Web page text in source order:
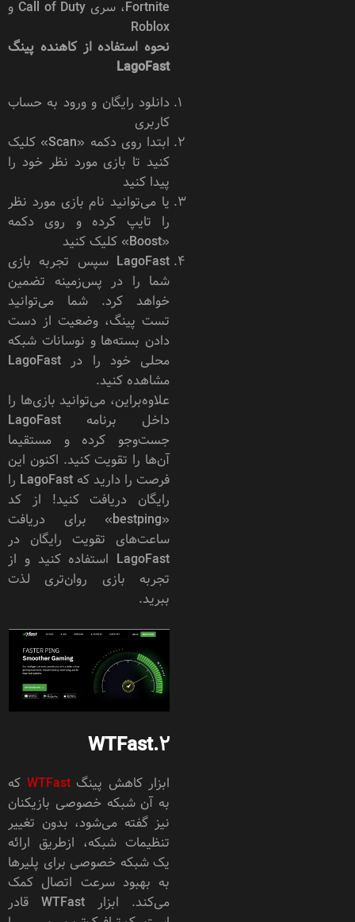
Fortnite، سری Call of Duty و
Roblox
نحوه استفاده از کاهنده پینگ
LagoFast
دانلود رایگان و ورود به حساب
کاربری
ابتدا روی دکمه «Scan» کلیک
کنید تا بازی مورد نظر خود را
پیدا کنید
یا می‌توانید نام بازی مورد نظر
را تایپ کرده و روی دکمه
«Boost» کلیک کنید
LagoFast سپس تجربه بازی
شما را در پس‌زمینه تضمین
خواهد کرد. شما می‌توانید
تست پینگ، وضعیت از دست
دادن بسته‌ها و نوسانات شبکه
محلی خود را در LagoFast
مشاهده کنید.
علاوه‌براین، می‌توانید بازی‌ها را
داخل برنامه LagoFast
جست‌وجو کرده و مستقیما
آن‌ها را تقویت کنید. اکنون این
فرصت را دارید که LagoFast را
رایگان دریافت کنید! از کد
«bestping» برای دریافت
ساعت‌های تقویت رایگان در
LagoFast استفاده کنید و از
تجربه بازی روان‌تری لذت
ببرید.
2.
WTFast
ابزار کاهش پینگWTFast که
به آن شبکه خصوصی بازیکنان
نیز گفته می‌شود، بدون تغییر
تنظیمات شبکه، ازطریق ارائه
یک شبکه خصوصی برای پلیرها
به بهبود سرعت اتصال کمک
می‌کند. ابزار WTFast قادر